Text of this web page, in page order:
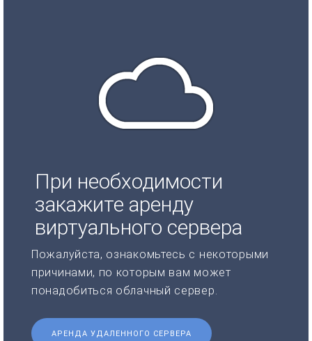
При необходимости
закажите аренду
виртуального сервера
Пожалуйста, ознакомьтесь с некоторыми
причинами, по которым вам может
понадобиться облачный сервер.
АРЕНДА УДАЛЕННОГО СЕРВЕРА